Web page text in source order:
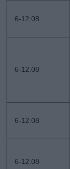
6-12.08
6-12.08
6-12.08
6-12.08